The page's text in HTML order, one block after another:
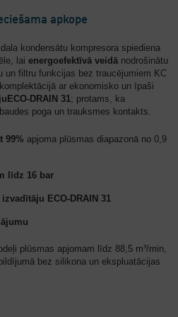
apkope
kondensātu kompresora spiediena
lai energoefektīvā veidā nodrošinātu
un filtru funkcijas bez traucējumiem KC
ar ekonomisko un īpaši
ECO-DRAIN 31; protams, ka
poga un trauksmes kontakts.
99% apjoma plūsmas diapazonā no 0,9
līdz 16 bar
ECO-DRAIN 31
plūsmas apjomam līdz 88,5 m³/min,
bez silikona un ekspluatācijas